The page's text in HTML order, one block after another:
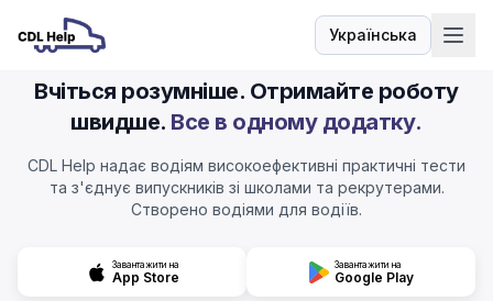
Українська
Мова
Вчіться розумніше. Отримайте роботу
швидше. Все в одному додатку.
CDL Help надає водіям високоефективні практичні тести
та з'єднує випускників зі школами та рекрутерами.
Створено водіями для водіїв.
Завантажити на
App Store
Завантажити на
Google Play